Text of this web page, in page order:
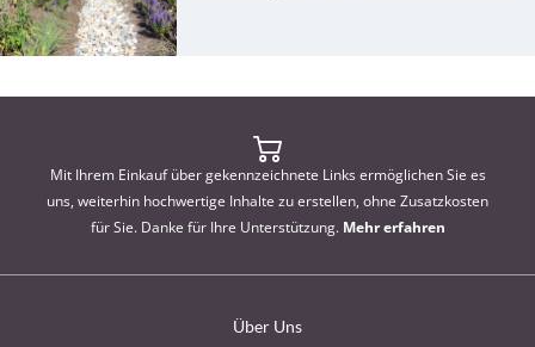
Mit Ihrem Einkauf über gekennzeichnete Links ermöglichen Sie es
uns, weiterhin hochwertige Inhalte zu erstellen, ohne Zusatzkosten
für Sie. Danke für Ihre Unterstützung. Mehr erfahren
Über Uns